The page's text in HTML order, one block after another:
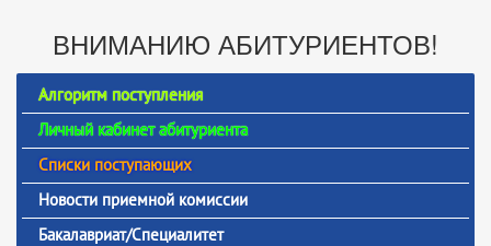
ВНИМАНИЮ АБИТУРИЕНТОВ!
Алгоритм поступления
Личный кабинет абитуриента
Списки поступающих
Новости приемной комиссии
Бакалавриат/Специалитет